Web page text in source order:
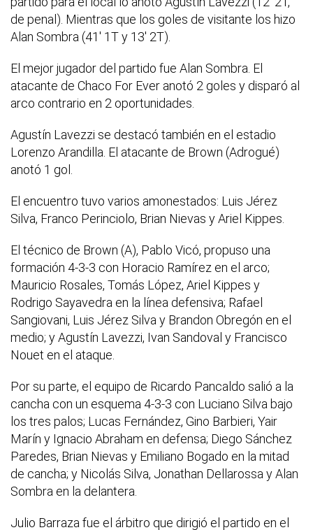
de penal). Mientras que los goles de visitante los hizo
Alan Sombra (41' 1T y 13' 2T).
El mejor jugador del partido fue Alan Sombra. El
atacante de Chaco For Ever anotó 2 goles y disparó al
arco contrario en 2 oportunidades.
Agustín Lavezzi se destacó también en el estadio
Lorenzo Arandilla. El atacante de Brown (Adrogué)
anotó 1 gol.
El encuentro tuvo varios amonestados: Luis Jérez
Silva, Franco Perinciolo, Brian Nievas y Ariel Kippes.
El técnico de Brown (A), Pablo Vicó, propuso una
formación 4-3-3 con Horacio Ramírez en el arco;
Mauricio Rosales, Tomás López, Ariel Kippes y
Rodrigo Sayavedra en la línea defensiva; Rafael
Sangiovani, Luis Jérez Silva y Brandon Obregón en el
medio; y Agustín Lavezzi, Ivan Sandoval y Francisco
Nouet en el ataque.
Por su parte, el equipo de Ricardo Pancaldo salió a la
cancha con un esquema 4-3-3 con Luciano Silva bajo
los tres palos; Lucas Fernández, Gino Barbieri, Yair
Marín y Ignacio Abraham en defensa; Diego Sánchez
Paredes, Brian Nievas y Emiliano Bogado en la mitad
de cancha; y Nicolás Silva, Jonathan Dellarossa y Alan
Sombra en la delantera.
Julio Barraza fue el árbitro que dirigió el partido en el